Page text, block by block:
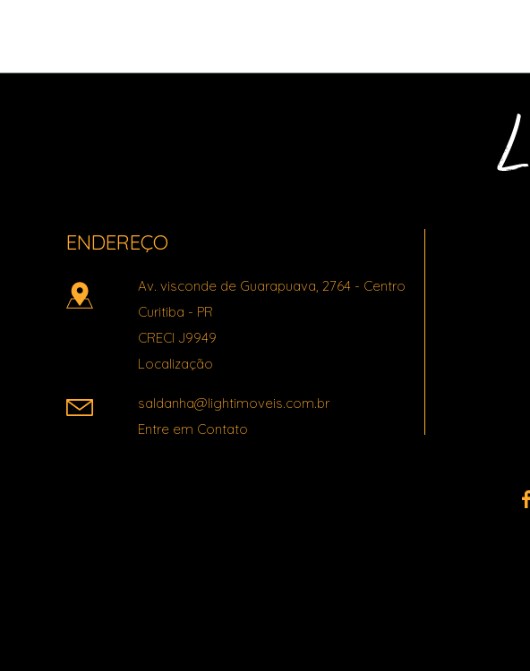
ENDEREÇO
Av. visconde de Guarapuava, 2764 - Centro
Curitiba - PR
CRECI J9949
Localização
saldanha@lightimoveis.com.br
Entre em Contato